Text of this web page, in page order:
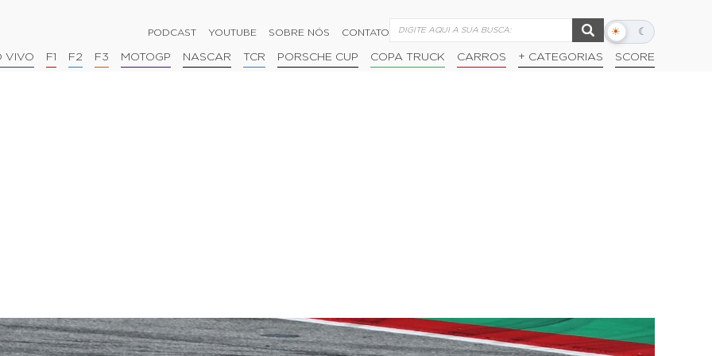
PODCAST YOUTUBE SOBRE NÓS CONTATO ☀ ☾
Alternar
escuro
VIVO F1 F2 F3 MOTOGP NASCAR TCR PORSCHE CUP COPA TRUCK CARROS + CATEGORIAS SCORE